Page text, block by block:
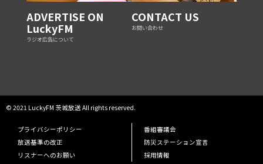
ADVERTISE ON
LuckyFM
ラジオ広告について
CONTACT US
お問い合わせ
© 2021 LuckyFM 茨城放送 All rights reserved.
プライバシーポリシー
番組審議会
放送基準の改正
防災ステーション宣言
リスナーへのお願い
採用情報